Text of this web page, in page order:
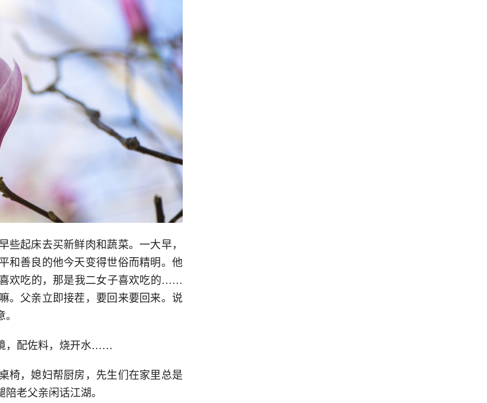
起床去买新鲜肉和蔬菜。一大早，
和善良的他今天变得世俗而精明。他
欢吃的，那是我二女子喜欢吃的……
。父亲立即接茬，要回来要回来。说
，配佐料，烧开水……
椅，媳妇帮厨房，先生们在家里总是
老父亲闲话江湖。